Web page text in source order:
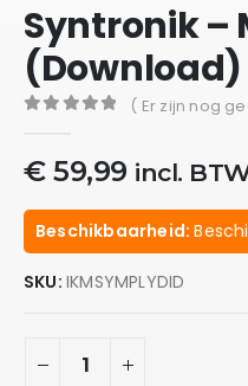
Syntronik –
(Download)
( Er zijn nog
€59,99 incl.
Beschikbaarheid:
SKU: IKMSYMPLYDID